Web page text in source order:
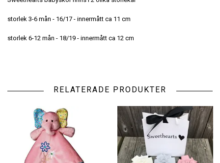
storlek 3-6 mån - 16/17 - innermått ca 11 cm
storlek 6-12 mån - 18/19 - innermått ca 12 cm
RELATERADE PRODUKTER